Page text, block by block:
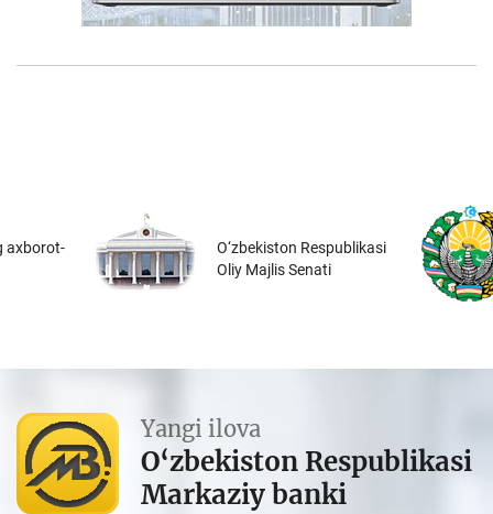
axborot-
O‘zbekiston Respublikasi
Oliy Majlis Senati
Yangi ilova
O‘zbekiston Respublikasi
Markaziy banki